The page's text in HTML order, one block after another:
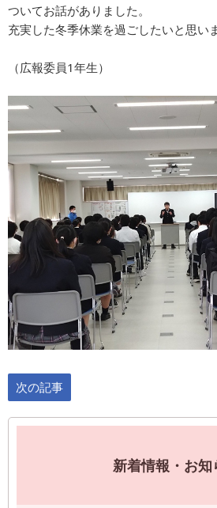
ついてお話がありました。
充実した冬季休業を過ごしたいと思いま
（広報委員1年生）
次の記事
新着情報・お知